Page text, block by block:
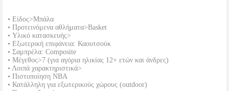
• Είδος>Μπάλα
• Προτεινόμενα αθλήματα>Βasket
• Υλικό κατασκευής>
• Εξωτερική επιφάνεια: Καουτσούκ
• Σαμπρέλα: Composite
• Μέγεθος>7 (για αγόρια ηλικίας 12+ ετών και άνδρες)
• Λοιπά χαρακτηριστικά>
• Πιστοποίηση NBA
• Κατάλληλη για εξωτερικούς χώρους (outdoor)